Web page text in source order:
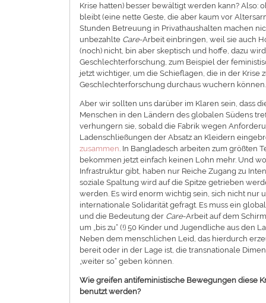
Krise hatten) besser bewältigt werden kann? Also:
bleibt (eine nette Geste, die aber kaum vor
Stunden Betreuung in Privathaushalten machen
unbezahlte Care-Arbeit einbringen, weil sie auch
(noch) nicht, bin aber skeptisch und hoffe, dazu
Geschlechterforschung, zum Beispiel der
jetzt wichtiger, um die Schieflagen, die in der Krise
Geschlechterforschung durchaus wuchern können.
Aber wir sollten uns darüber im Klaren sein, dass
Menschen in den Ländern des globalen Südens
verhungern sie, sobald die Fabrik wegen
Ladenschließungen der Absatz an Kleidern
zusammen . In Bangladesch arbeiten zum größten
bekommen jetzt einfach keinen Lohn mehr. Und
Infrastruktur gibt, haben nur Reiche Zugang zu
soziale Spaltung wird auf die Spitze getrieben
werden. Es wird enorm wichtig sein, sich nicht nur
internationale Solidarität gefragt. Es muss ein
und die Bedeutung der Care-Arbeit auf dem
um „bis zu“ (!) 50 Kinder und Jugendliche aus den
Neben dem menschlichen Leid, das hierdurch
bereit oder in der Lage ist, die transnationale
„weiter so“ geben können.
Wie greifen antifeministische Bewegungen diese
benutzt werden?